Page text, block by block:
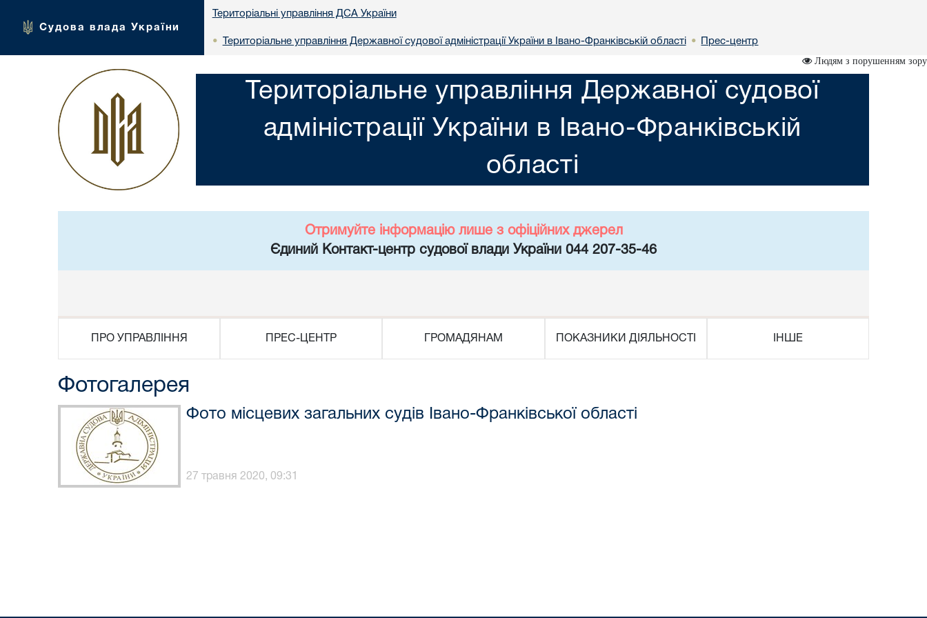
Судова влада України
Територіальні управління ДСА України
• Територіальне управління Державної судової адміністрації України в Iвано-Франкiвській областi • Прес-центр
Людям з порушенням зору
Територіальне управління Державної судової
адміністрації України в Iвано-Франкiвській
областi
Отримуйте інформацію лише з офіційних джерел
Єдиний Контакт-центр судової влади України 044 207-35-46
ПРО УПРАВЛІННЯ ПРЕС-ЦЕНТР ГРОМАДЯНАМ ПОКАЗНИКИ ДІЯЛЬНОСТІ ІНШЕ
Фотогалерея
Фото місцевих загальних судів Івано-Франківської області
27 травня 2020, 09:31